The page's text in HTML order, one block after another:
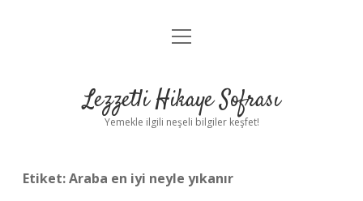
Anasayfa
Yasal Uyarı
menüyü
Lezzetli Hikaye Sofrası
Yemekle ilgili neşeli bilgiler keşfet!
Etiket:Araba en iyi neyle yıkanır